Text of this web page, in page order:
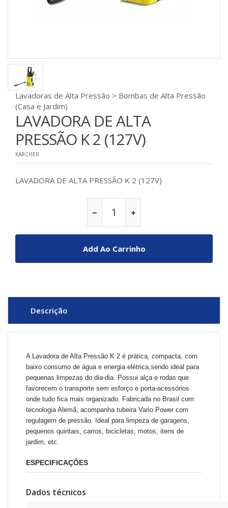
Lavadoras de Alta Pressão > Bombas de Alta Pressão
(Casa e Jardim)
LAVADORA DE ALTA
PRESSÃO K 2 (127V)
KÄRCHER
LAVADORA DE ALTA PRESSÃO K 2 (127V)
Add Ao Carrinho
Descrição
A Lavadora de Alta Pressão K 2 é prática, compacta, com
baixo consumo de água e energia elétrica,sendo ideal para
pequenas limpezas do dia-dia. Possui alça e rodas que
favorecem o transporte sem esforço e porta-acessórios
onde tudo fica mais organizado. Fabricada no Brasil com
tecnologia Alemã, acompanha tubeira Vario Power com
regulagem de pressão. Ideal para limpeza de garagens,
pequenos quintais, carros, bicicletas, motos, itens de
jardim, etc.
ESPECIFICAÇÕES
Dados técnicos